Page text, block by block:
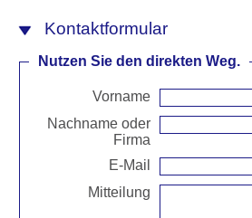
Kontaktformular
Nutzen Sie den direkten Weg.
Vorname
Nachname oder
Firma
E-Mail
Mitteilung